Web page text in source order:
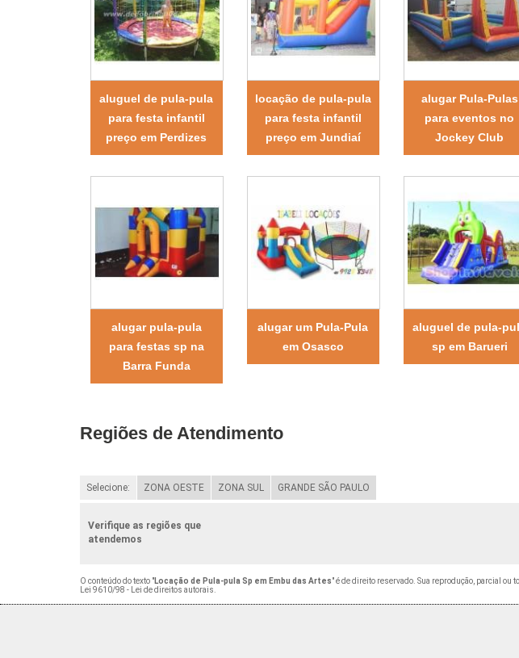
aluguel de pula-pula
para festa infantil
preço em Perdizes
locação de pula-pula
para festa infantil
preço em Jundiaí
alugar Pula-Pulas
para eventos no
Jockey Club
alugar pula-pula
para festas sp na
Barra Funda
alugar um Pula-Pula
em Osasco
aluguel de pula-
sp em Barueri
Regiões de Atendimento
Selecione: ZONA OESTE ZONA SUL GRANDE SÃO PAULO
Verifique as regiões que
atendemos
O conteúdo do texto "Locação de Pula-pula Sp em Embu das Artes" é de direito reservado. Sua reprodução, parcial
Lei 9610/98 - Lei de direitos autorais